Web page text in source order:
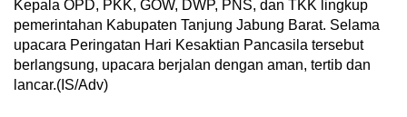
Kepala OPD, PKK, GOW, DWP, PNS, dan TKK lingkup
pemerintahan Kabupaten Tanjung Jabung Barat. Selama
upacara Peringatan Hari Kesaktian Pancasila tersebut
berlangsung, upacara berjalan dengan aman, tertib dan
lancar.(IS/Adv)